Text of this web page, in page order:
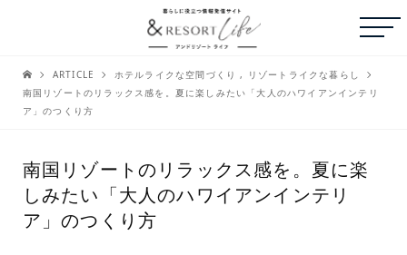
ARTICLE ホテルライクな空間づくり ,
リゾートライクな暮らし
南国リゾートのリラックス感を。夏に楽しみたい「大人のハワイアンインテリ
ア」のつくり方
南国リゾートのリラックス感を。夏に楽
しみたい「大人のハワイアンインテリ
ア」のつくり方